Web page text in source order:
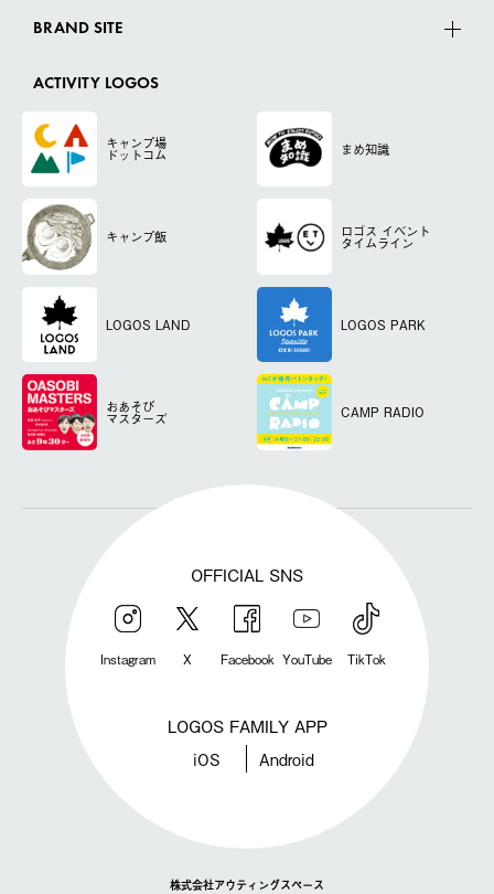
BRAND SITE
ACTIVITY LOGOS
キャンプ場
ドットコム まめ知識
キャンプ飯 ロゴス イベント
タイムライン
LOGOS LAND LOGOS PARK
おあそび
マスターズ CAMP RADIO
OFFICIAL SNS
Instagram X Facebook YouTube TikTok
LOGOS FAMILY APP
iOS Android
株式会社アウティングスペース